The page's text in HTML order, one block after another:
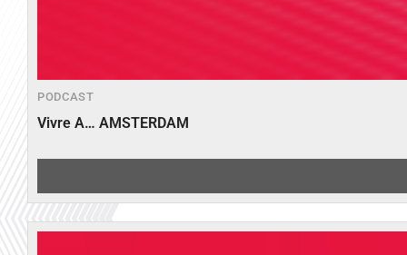
PODCAST
Vivre A… AMSTERDAM